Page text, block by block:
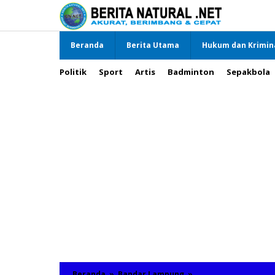
Beranda Berita Utama Hukum dan
Politik Sport Artis Badminton Sepakbola